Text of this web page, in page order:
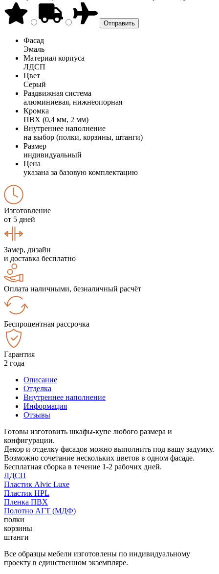
Фасад
Эмаль
Материал корпуса
ЛДСП
Цвет
Серый
Раздвижная система
алюминиевая, нижнеопорная
Кромка
ПВХ (0,4 мм, 2 мм)
Внутреннее наполнение
на выбор (полки, корзины, штанги)
Размер
индивидуальный
Цена
указана за базовую комплектацию
Изготовление
от 5 дней
Замер, дизайн
и доставка бесплатно
Оплата наличными, безналичный расчёт
Беспроцентная рассрочка
Гарантия
2 года
Описание
Отделка
Внутреннее наполнение
Информация
Отзывы
Готовы изготовить шкафы-купе любого размера и
конфигурации.
Декор и отделку фасадов можно выполнить под вашу задумку.
Возможно сочетание нескольких цветов в одном фасаде.
Бесплатная сборка в течение 1-2 рабочих дней.
ЛДСП
Пластик Alvic Luxe
Пластик HPL
Пленка ПВХ
Полотно АГТ (МДФ)
полки
корзины
штанги
Все образцы мебели изготовлены по индивидуальному
проекту в единственном экземпляре.